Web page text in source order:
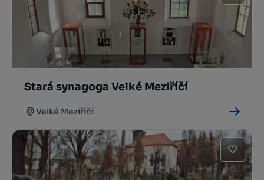
Stará synagoga Velké Meziříčí
Velké Meziříčí